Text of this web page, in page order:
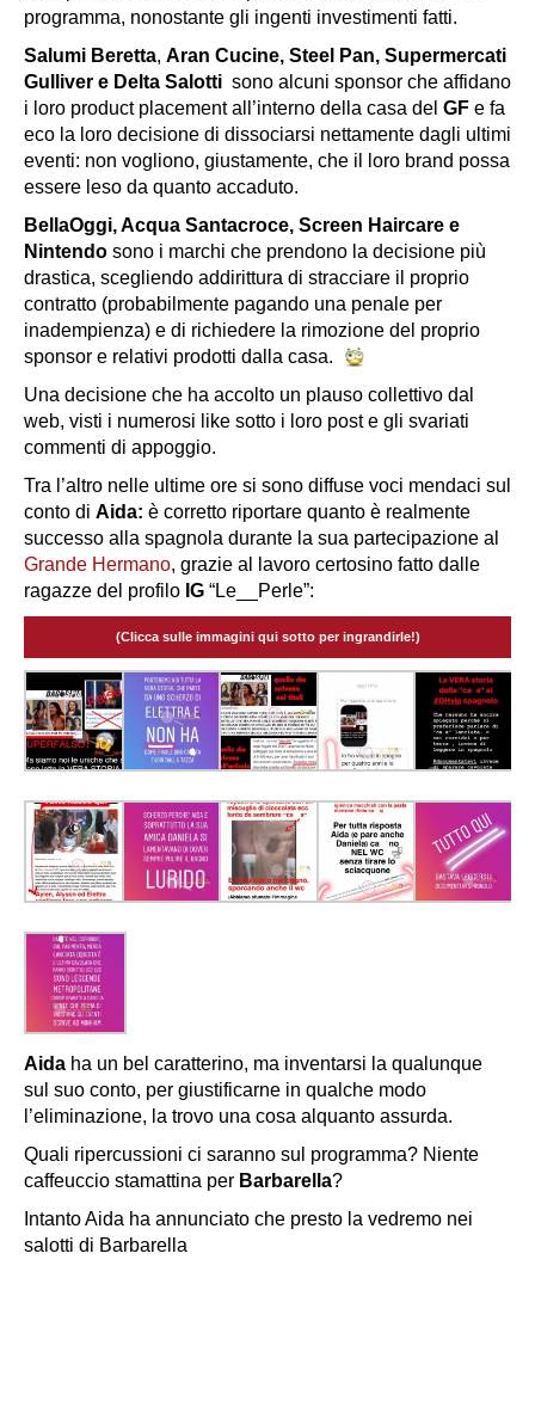
programma, nonostante gli ingenti investimenti fatti.
Salumi Beretta, Aran Cucine, Steel Pan, Supermercati
Gulliver e Delta Salotti sono alcuni sponsor che affidano
i loro product placement all’interno della casa del GF e fa
eco la loro decisione di dissociarsi nettamente dagli ultimi
eventi: non vogliono, giustamente, che il loro brand possa
essere leso da quanto accaduto.
BellaOggi, Acqua Santacroce, Screen Haircare e
Nintendo sono i marchi che prendono la decisione più
drastica, scegliendo addirittura di stracciare il proprio
contratto (probabilmente pagando una penale per
inadempienza) e di richiedere la rimozione del proprio
sponsor e relativi prodotti dalla casa.
Una decisione che ha accolto un plauso collettivo dal
web, visti i numerosi like sotto i loro post e gli svariati
commenti di appoggio.
Tra l’altro nelle ultime ore si sono diffuse voci mendaci sul
conto di Aida: è corretto riportare quanto è realmente
successo alla spagnola durante la sua partecipazione al
Grande Hermano, grazie al lavoro certosino fatto dalle
ragazze del profilo IG “Le__Perle”:
(Clicca sulle immagini qui sotto per ingrandirle!)
Aida ha un bel caratterino, ma inventarsi la qualunque
sul suo conto, per giustificarne in qualche modo
l’eliminazione, la trovo una cosa alquanto assurda.
Quali ripercussioni ci saranno sul programma? Niente
caffeuccio stamattina per Barbarella?
Intanto Aida ha annunciato che presto la vedremo nei
salotti di Barbarella